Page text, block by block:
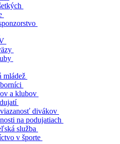
mládež
a klubov
divákov
na podujatiach
služba
v športe